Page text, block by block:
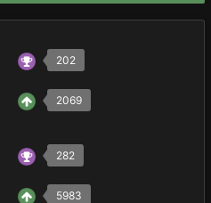
202
2069
282
5983